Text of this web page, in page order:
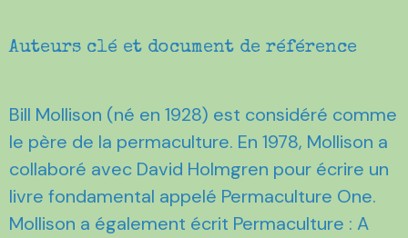
Auteurs clé et document de référence
Bill Mollison (né en 1928) est considéré comme
le père de la permaculture. En 1978, Mollison a
collaboré avec David Holmgren pour écrire un
livre fondamental appelé Permaculture One.
Mollison a également écrit Permaculture : A